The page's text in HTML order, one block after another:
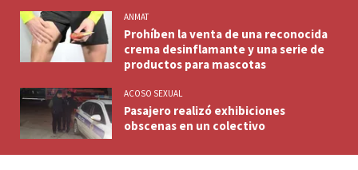
ANMAT
Prohíben la venta de una reconocida
crema desinflamante y una serie de
productos para mascotas
ACOSO SEXUAL
Pasajero realizó exhibiciones
obscenas en un colectivo